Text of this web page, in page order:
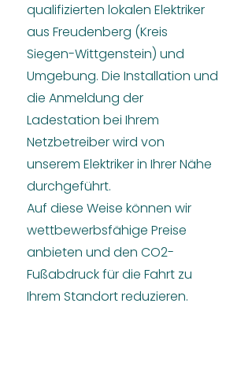
qualifizierten lokalen Elektriker
aus Freudenberg (Kreis
Siegen-Wittgenstein) und
Umgebung. Die Installation und
die Anmeldung der
Ladestation bei Ihrem
Netzbetreiber wird von
unserem Elektriker in Ihrer Nähe
durchgeführt.
Auf diese Weise können wir
wettbewerbsfähige Preise
anbieten und den CO2-
Fußabdruck für die Fahrt zu
Ihrem Standort reduzieren.